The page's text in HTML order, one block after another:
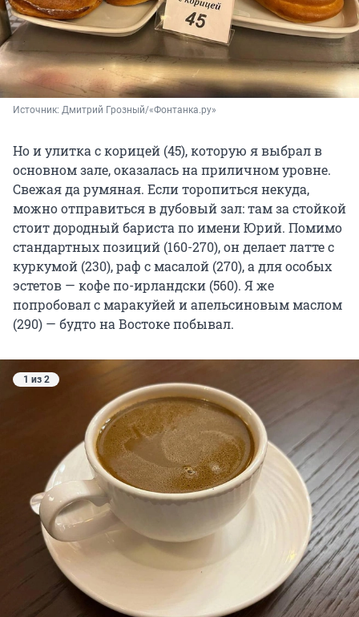
Источник: Дмитрий Грозный/«Фонтанка.ру»
Но и улитка с корицей (45), которую я выбрал в
основном зале, оказалась на приличном уровне.
Свежая да румяная. Если торопиться некуда,
можно отправиться в дубовый зал: там за стойкой
стоит дородный бариста по имени Юрий. Помимо
стандартных позиций (160-270), он делает латте с
куркумой (230), раф с масалой (270), а для особых
эстетов — кофе по-ирландски (560). Я же
попробовал с маракуйей и апельсиновым маслом
(290) — будто на Востоке побывал.
1 из 2